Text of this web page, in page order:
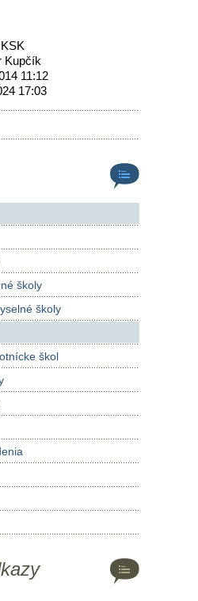
Kupčík
11:12
17:03
školy
školy
škol